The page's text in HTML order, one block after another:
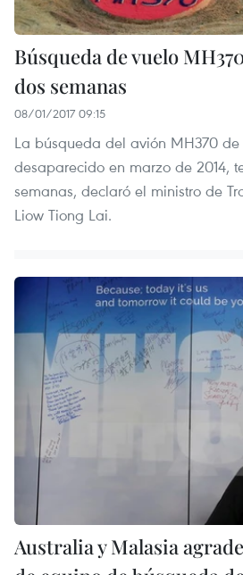
Búsqueda de vuelo
dos semanas
08/01/2017 09:15
La búsqueda del avión MH370
desaparecido en marzo de 2014,
semanas, declaró el ministro de
Liow Tiong Lai.
Australia y Malasia